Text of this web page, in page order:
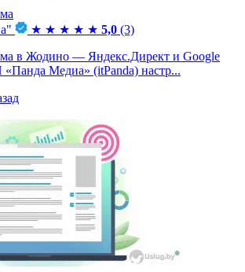
★ ★ ★ ★ ★ 5,0 (3)
в Жодино — Яндекс.Директ и Google
Медиа» (itPanda) настр...